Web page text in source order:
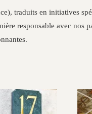
traduits en initiatives
responsable avec nos